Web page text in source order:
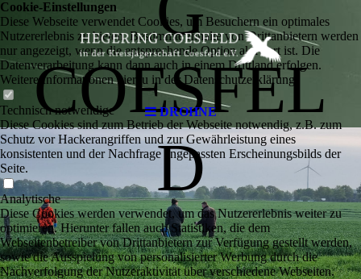
DROHNE
COESFEL
D
Cookie-Einstellungen
Diese Webseite verwendet Cookies, um Besuchern ein optimales
Nutzererlebnis zu bieten. Bestimmte Inhalte von Drittanbietern werden
nur angezeigt, wenn die entsprechende Option aktiviert ist. Die
Datenverarbeitung kann dann auch in einem Drittland erfolgen.
Weitere Informationen hierzu in der Datenschutzerklärung.
Technisch notwendige
Diese Cookies sind zum Betrieb der Webseite notwendig, z.B. zum
Schutz vor Hackerangriffen und zur Gewährleistung eines
konsistenten und der Nachfrage angepassten Erscheinungsbilds der
Seite.
Analytische
Diese Cookies werden verwendet, um das Nutzererlebnis weiter zu
optimieren. Hierunter fallen auch Statistiken, die dem
Webseitenbetreiber von Drittanbietern zur Verfügung gestellt werden,
sowie die Ausspielung von personalisierter Werbung durch die
Nachverfolgung der Nutzeraktivität über verschiedene Webseiten.